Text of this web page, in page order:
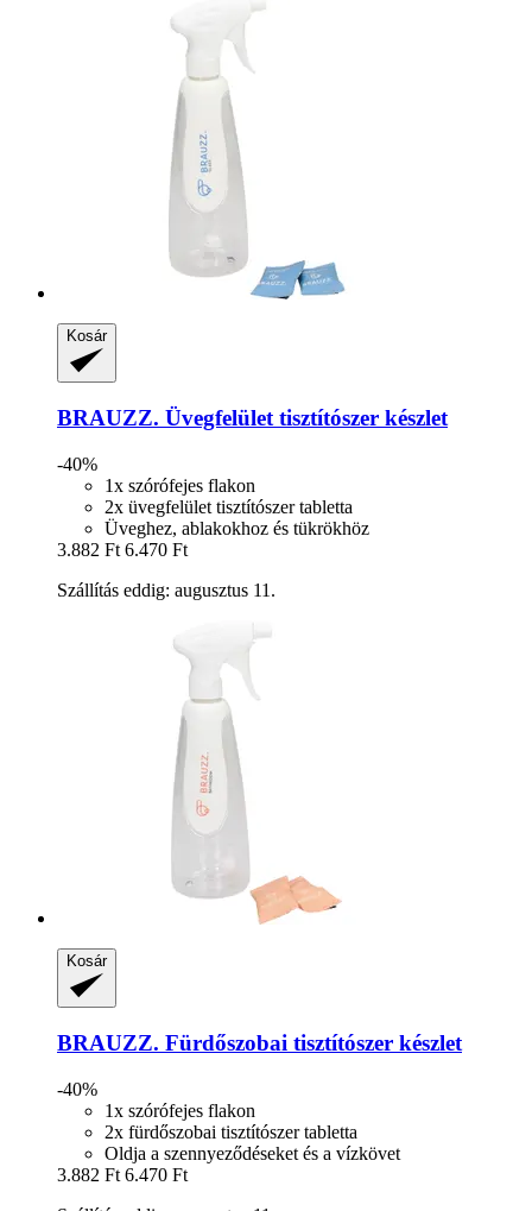
Kosár
BRAUZZ. Üvegfelület tisztítószer készlet
-40%
1x szórófejes flakon
2x üvegfelület tisztítószer tabletta
Üveghez, ablakokhoz és tükrökhöz
3.882 Ft 6.470 Ft
Szállítás eddig: augusztus 11.
Kosár
BRAUZZ. Fürdőszobai tisztítószer készlet
-40%
1x szórófejes flakon
2x fürdőszobai tisztítószer tabletta
Oldja a szennyeződéseket és a vízkövet
3.882 Ft 6.470 Ft